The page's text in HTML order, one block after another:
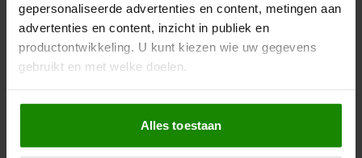
gepersonaliseerde advertenties en content, metingen aan
advertenties en content, inzicht in publiek en
productontwikkeling. U kunt kiezen wie uw gegevens
gebruikt en met welke doelen.
Als u het toestaat, willen we ook graag:
Informatie verzamelen over uw geografische
locatie, die tot een paar meter nauwkeurig kan zijn
Alles toestaan